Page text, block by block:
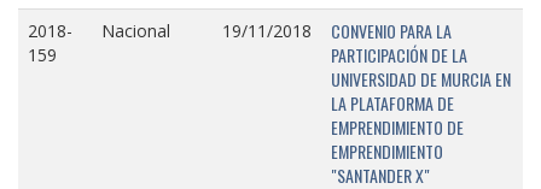
2018-
159
Nacional 19/11/2018
CONVENIO PARA LA
PARTICIPACIÓN DE LA
UNIVERSIDAD DE MURCIA EN
LA PLATAFORMA DE
EMPRENDIMIENTO DE
EMPRENDIMIENTO
"SANTANDER X"